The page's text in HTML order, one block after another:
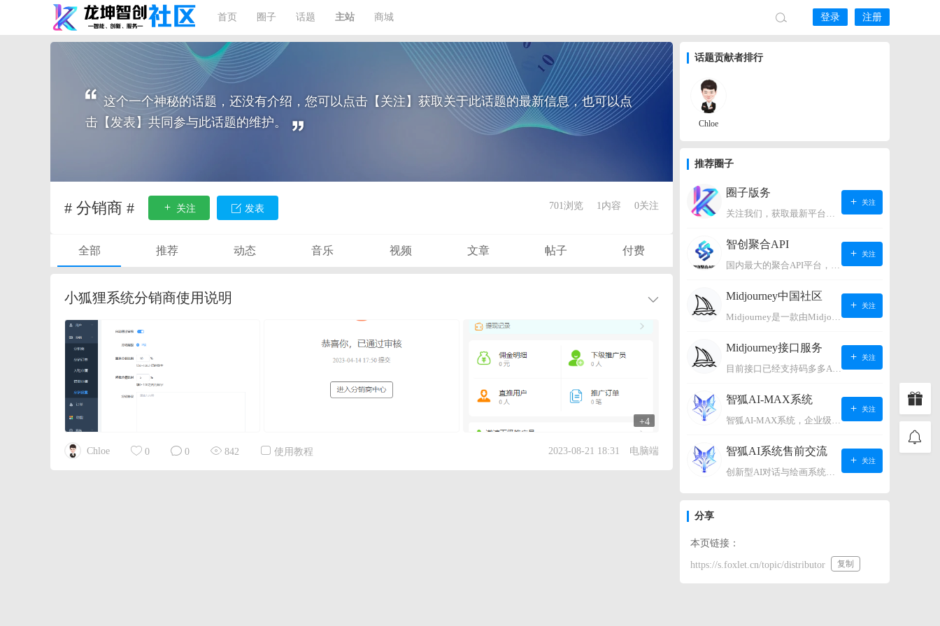
首页 圈子 话题 主站 商城 登录 注册
话题贡献者排行
Chloe
推荐圈子
圈子版务
关注我们，获取最新平台动态。
关注
智创聚合API
国内最大的聚合API平台，支持OpenAI、阿里、智谱、360、讯飞、百度等国内外大语言模型。https://s.lconai.com/
关注
Midjourney中国社区
Midjourney是一款由Midjourney有限公司开发的数字艺术工具软件，具有生成虚拟世界的强大能力，可根据用户输入的文字或语音在虚拟世界中生成对应场景，使用户能够探索和创造自己的数字艺术作品。
关注
Midjourney接口服务
目前接口已经支持码多多AI系统、小狐狸AI系统，如需其它接口请联系微信客服：lonconst
关注
智狐AI-MAX系统
智狐AI-MAX系统，企业级AI知识库，可以进行AI对话、AI应用，拥有强大的第三方对接能力。适用企业智能客服、企业智能文档、专家顾问助理等多种企业级商业场景，具有较大的商业使用价值。 如需购买请联系客服微信：lonconst
关注
智狐AI系统售前交流
创新型AI对话与绘画系统（非官方） 如需购买请联系微信客服：lonconst
关注
分享
本页链接：
https://s.foxlet.cn/topic/distributor 复制
这个一个神秘的话题，还没有介绍，您可以点击【关注】获取关于此话题的最新信息，也可以点
击【发表】共同参与此话题的维护。
# 分销商 # 关注 发表 701浏览 1内容 0关注
全部 推荐 动态 音乐 视频 文章 帖子 付费
小狐狸系统分销商使用说明
+4
Chloe 0 0 842 使用教程 2023-08-21 18:31 电脑端